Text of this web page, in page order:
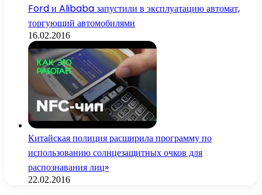
Ford и Alibaba запустили в эксплуатацию автомат,
торгующий автомобилями
16.02.2016
Китайская полиция расширила программу по
использованию солнцезащитных очков для
распознавания лиц»
22.02.2016